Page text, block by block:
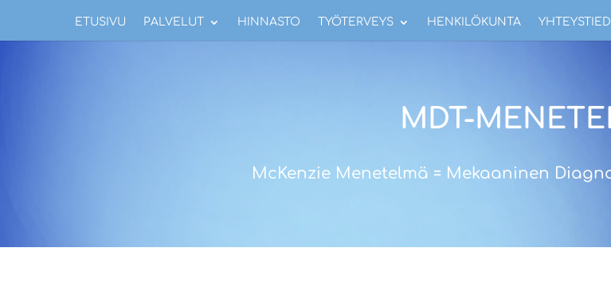
ETUSIVU PALVELUT HINNASTO TYÖTERVEYS HENKILÖKUNTA
MDT-
McKenzie Menetelmä = Mekaaninen